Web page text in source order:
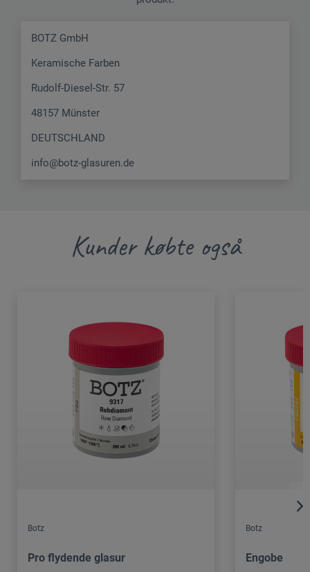
BOTZ GmbH
Keramische Farben
Rudolf-Diesel-Str. 57
48157 Münster
DEUTSCHLAND
info@botz-glasuren.de
Kunder købte også
Botz
Pro flydende glasur
Botz
Engobe